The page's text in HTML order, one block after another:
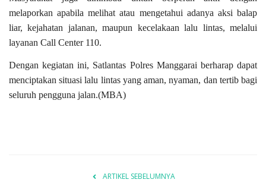
melaporkan apabila melihat atau mengetahui adanya aksi balap
liar, kejahatan jalanan, maupun kecelakaan lalu lintas, melalui
layanan Call Center 110.
Dengan kegiatan ini, Satlantas Polres Manggarai berharap dapat
menciptakan situasi lalu lintas yang aman, nyaman, dan tertib bagi
seluruh pengguna jalan.(MBA)
ARTIKEL SEBELUMNYA